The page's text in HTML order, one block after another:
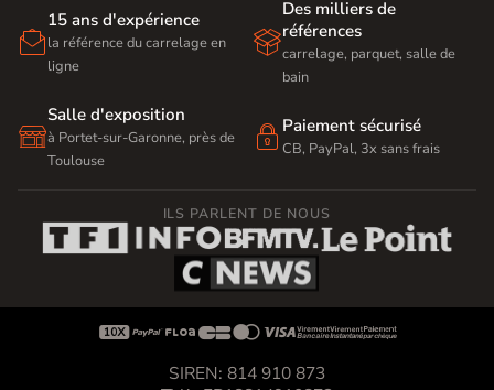

15 ans d'expérience
la référence du carrelage en
ligne

Des milliers de
références
carrelage, parquet, salle de
bain

Salle d'exposition
à Portet-sur-Garonne, près de
Toulouse
 Paiement sécurisé
CB, PayPal, 3x sans frais
ILS PARLENT DE NOUS

SIREN: 814 910 873